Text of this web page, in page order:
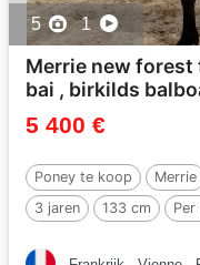
5 1
Merrie new
bai , birkilds
5 400 €
Poney te koop Merrie
3 jaren
133 cm Per